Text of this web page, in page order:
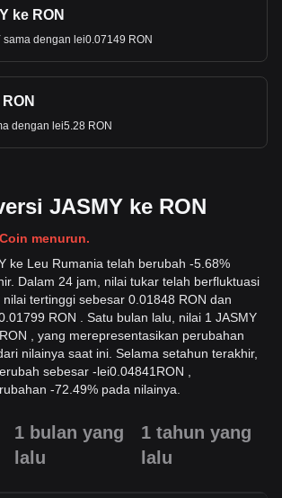
ke RON
sama dengan lei0.07149 RON
dengan lei5.28 RON
JASMY ke RON
menurun.
ke Leu Rumania telah berubah -5.68%
Dalam 24 jam, nilai tukar telah berfluktuasi
tertinggi sebesar 0.01848 RON dan
RON . Satu bulan lalu, nilai 1 JASMY
, yang merepresentasikan perubahan
nilainya saat ini. Selama setahun terakhir,
sebesar -lei0.04841 RON
-72.49% pada nilainya.
1 bulan yang
lalu
1 tahun yang
lalu